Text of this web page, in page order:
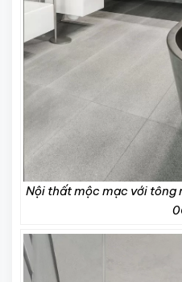
Nội thất mộc mạc với tông